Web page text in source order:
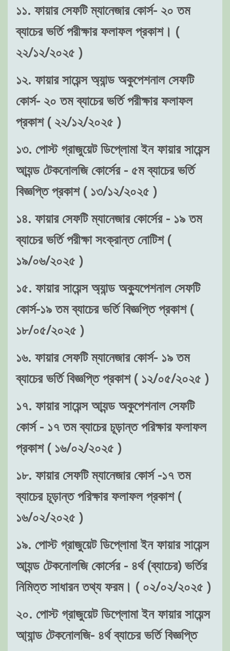
১১. ফায়ার সেফটি ম্যানেজার কোর্স- ২০ তম
ব্যাচের ভর্তি পরীক্ষার ফলাফল প্রকাশ। (
২২/১২/২০২৫ )
১২. ফায়ার সায়েন্স অ্যান্ড অকুপেশনাল সেফটি
কোর্স- ২০ তম ব্যাচের ভর্তি পরীক্ষার ফলাফল
প্রকাশ ( ২২/১২/২০২৫ )
১৩. পোস্ট গ্রাজুয়েট ডিপ্লোমা ইন ফায়ার সায়েন্স
আ্যন্ড টেকনোলজি কোর্সের - ৫ম ব্যাচের ভর্তি
বিজ্ঞপ্তি প্রকাশ ( ১৩/১২/২০২৫ )
১৪. ফায়ার সেফটি ম্যানেজার কোর্সের - ১৯ তম
ব্যাচের ভর্তি পরীক্ষা সংক্রান্ত নোটিশ (
১৯/০৬/২০২৫ )
১৫. ফায়ার সায়েন্স অ্যান্ড অক্যুপেশনাল সেফটি
কোর্স-১৯ তম ব্যাচের ভর্তি বিজ্ঞপ্তি প্রকাশ (
১৮/০৫/২০২৫ )
১৬. ফায়ার সেফটি ম্যানেজার কোর্স- ১৯ তম
ব্যাচের ভর্তি বিজ্ঞপ্তি প্রকাশ ( ১২/০৫/২০২৫ )
১৭. ফায়ার সায়েন্স আ্যন্ড অকুপেশনাল সেফটি
কোর্স - ১৭ তম ব্যাচের চূড়ান্ত পরিক্ষার ফলাফল
প্রকাশ ( ১৬/০২/২০২৫ )
১৮. ফায়ার সেফটি ম্যানেজার কোর্স -১৭ তম
ব্যাচের চূড়ান্ত পরিক্ষার ফলাফল প্রকাশ (
১৬/০২/২০২৫ )
১৯. পোস্ট গ্রাজুয়েট ডিপ্লোমা ইন ফায়ার সায়েন্স
আ্যন্ড টেকনোলজি কোর্সের - ৪র্থ (ব্যাচের) ভর্তির
নিমিত্ত সাধারন তথ্য ফরম। ( ০২/০২/২০২৫ )
২০. পোস্ট গ্রাজুয়েট ডিপ্লোমা ইন ফায়ার সায়েন্স
আ্যান্ড টেকনোলজি- ৪র্থ ব্যাচের ভর্তি বিজ্ঞপ্তি